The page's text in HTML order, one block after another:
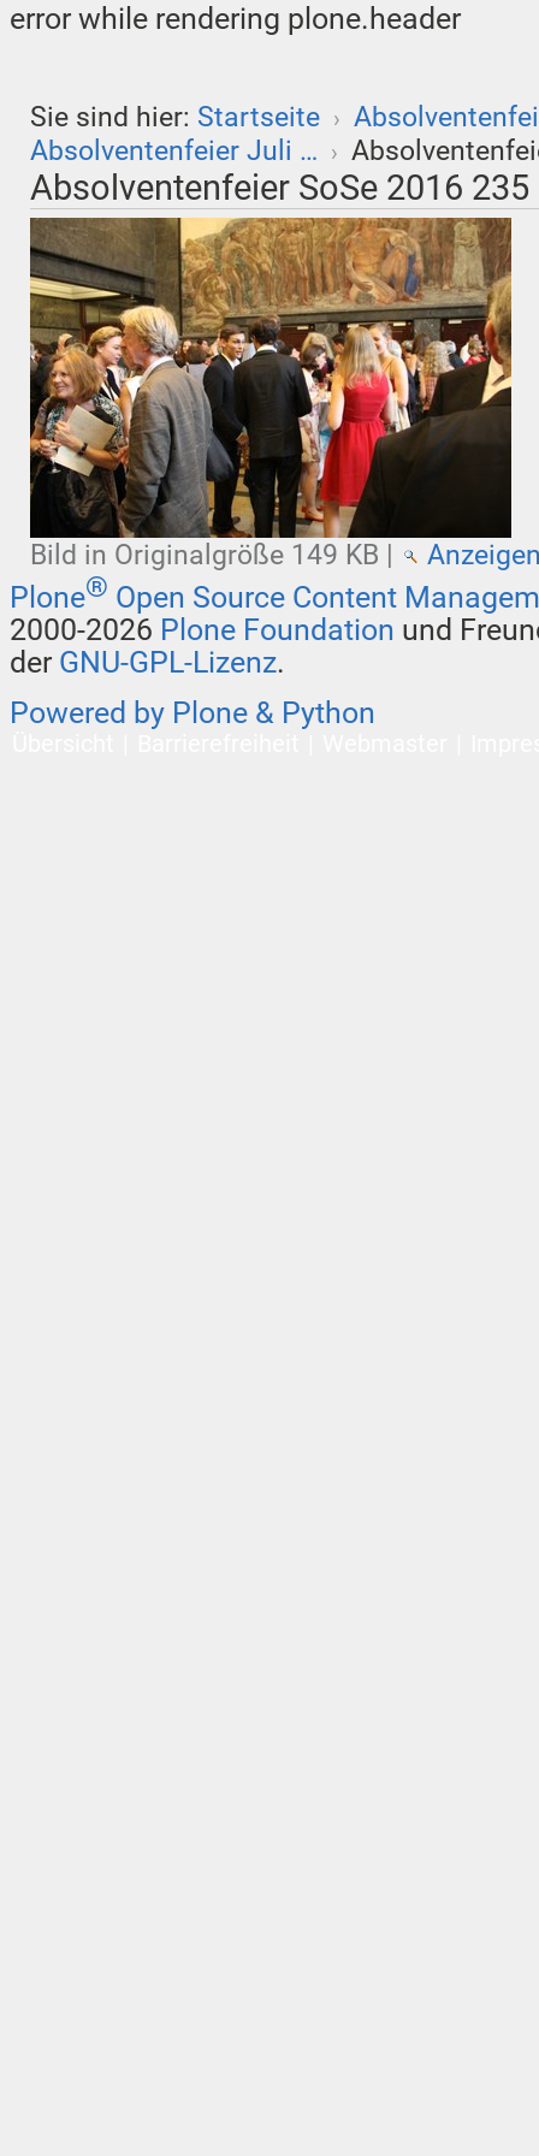
error while rendering plone.header
Sie sind hier: Startseite ›
Absolventenfeier Juli … ›
Absolventenfeier SoSe 2016 235
Bild in Originalgröße 149 KB |
Plone® Open Source Content
2000-2026 Plone Foundation und
der GNU-GPL-Lizenz.
Powered by Plone & Python